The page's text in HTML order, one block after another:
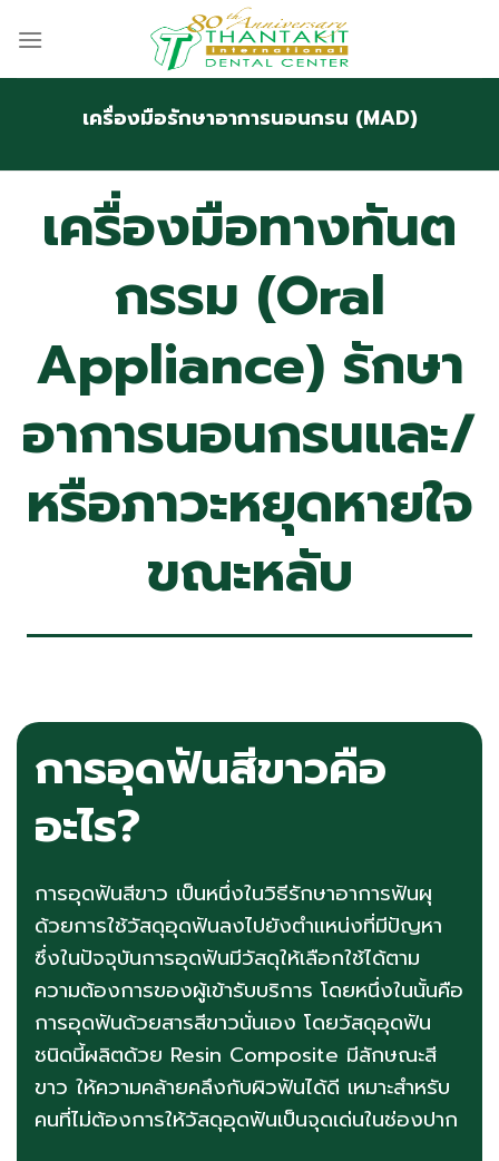
เครื่องมือรักษาอาการนอนกรน (MAD)
เครื่องมือทางทันต
กรรม (Oral
Appliance) รักษา
อาการนอนกรนและ/
หรือภาวะหยุดหายใจ
ขณะหลับ
การอุดฟันสีขาวคือ
อะไร?
การอุดฟันสีขาว เป็นหนึ่งในวิธีรักษาอาการฟันผุ
ด้วยการใช้วัสดุอุดฟันลงไปยังตำแหน่งที่มีปัญหา
ซึ่งในปัจจุบันการอุดฟันมีวัสดุให้เลือกใช้ได้ตาม
ความต้องการของผู้เข้ารับบริการ โดยหนึ่งในนั้นคือ
การอุดฟันด้วยสารสีขาวนั่นเอง โดยวัสดุอุดฟัน
ชนิดนี้ผลิตด้วย Resin Composite มีลักษณะสี
ขาว ให้ความคล้ายคลึงกับผิวฟันได้ดี เหมาะสำหรับ
คนที่ไม่ต้องการให้วัสดุอุดฟันเป็นจุดเด่นในช่องปาก